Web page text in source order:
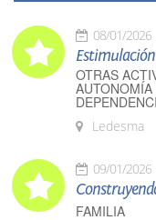
08/01/2026
OTRAS
Ledesma
09/01/2026
FAMILIA